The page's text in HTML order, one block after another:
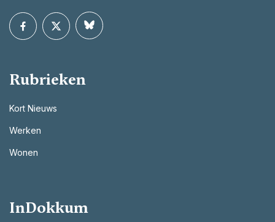
Rubrieken
Kort Nieuws
Werken
Wonen
InDokkum